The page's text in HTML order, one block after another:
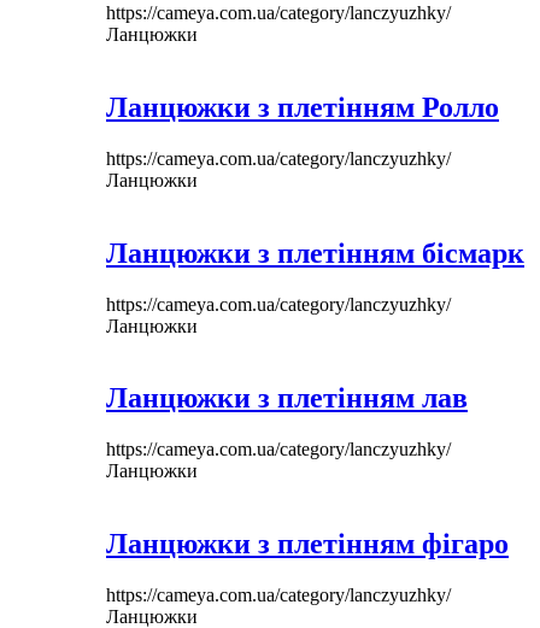
https://cameya.com.ua/category/lanczyuzhky/
Ланцюжки
Ланцюжки з плетінням Ролло
https://cameya.com.ua/category/lanczyuzhky/
Ланцюжки
Ланцюжки з плетінням бісмарк
https://cameya.com.ua/category/lanczyuzhky/
Ланцюжки
Ланцюжки з плетінням лав
https://cameya.com.ua/category/lanczyuzhky/
Ланцюжки
Ланцюжки з плетінням фігаро
https://cameya.com.ua/category/lanczyuzhky/
Ланцюжки